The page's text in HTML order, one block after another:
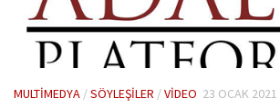
MULTIMEDYA /SÖYLEŞILER /VIDEO 23 OCAK 2021